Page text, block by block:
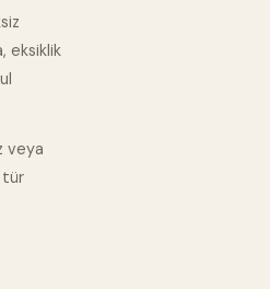
eksiklik
veya
tür